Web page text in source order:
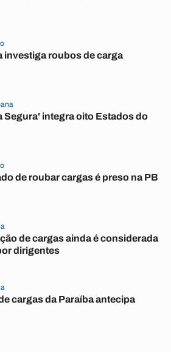
investiga roubos de carga
Segura' integra oito Estados do
de roubar cargas é preso na PB
de cargas ainda é considerada
dirigentes
cargas da Paraíba antecipa